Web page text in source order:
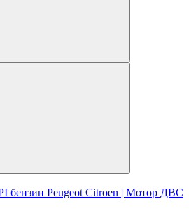
бензин Peugeot Citroen | Мотор ДВС